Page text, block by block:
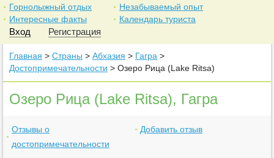
Горнолыжный отдых
Незабываемый опыт
Интересные факты
Календарь туриста
Вход Регистрация
Главная > Страны > Абхазия > Гагра >
Достопримечательности > Озеро Рица (Lake Ritsa)
Озеро Рица (Lake Ritsa), Гагра
Отзывы о
достопримечательности
Добавить отзыв